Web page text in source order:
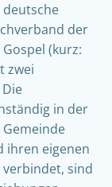
deutsche
der
(kurz:
zwei
in der
ihren eigenen
verbindet, sind